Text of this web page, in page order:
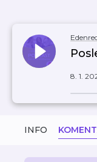
8. 1.
INFO